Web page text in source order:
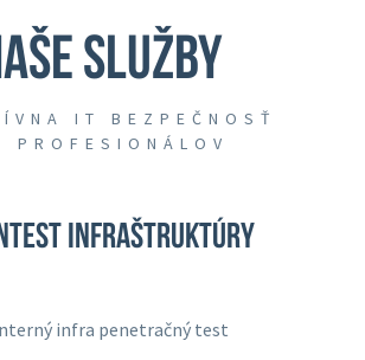
SLUŽBY
IT BEZPEČNOSŤ
PROFESIONÁLOV
INFRAŠTRUKTÚRY
infra penetračný test